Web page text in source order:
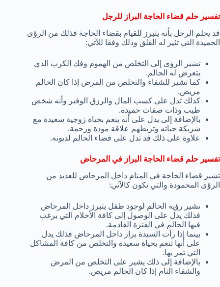
تفسير حلم قضاء الحاجة البراز للرجل
قد يحلم الرجل بأنه يتبرز للقيام بقضاء الحاجة فذلك من الرؤى
الحميدة التي تثير له القلق وذلك وفقا للآتي:
تشير الرؤى إلى التخلص من الهموم وفك الكرب الذي
يتعرض له الحالم.
كما تشير للشفاء والتخلص من المرض إذا كان الحالم
مريض.
كذلك تدل على كسب المال والرزق الوفير وأنه شخص
طيب وذات صفات حميدة.
بالإضافة إلى يدل على أنه ينعم بحياة زوجية سعيدة مع
شريكة حياته وتربطهم علاقة مودة ورحمة.
علاوة على ذلك قد تدل على قضاء الحالم لديونه.
تفسير حلم قضاء الحاجة البراز في المرحاض
تشير قضاء الحاجة في المنام داخل المرحاض للعديد من
الرؤى المحمودة والتي تكون كالآتي:
تشير رؤية الحالم لوجود طفل يتبرز داخل المرحاض
فذلك يدل على الوصول إلى كافة الأحلام التي يرغب
فيها الحالم في الفترة القادمة.
بينما إذا رأت السيدة براز داخل المرحاض فذلك يدل
على أنها تنعم بحياة سعيدة والتخلص من كافة المشاكل
التي تمر بها.
بالإضافة إلى ذلك يشير على التخلص من المرض
والشفاء التام إذا كان الحالم مريض.